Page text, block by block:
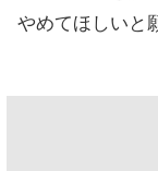
やめてほしいと